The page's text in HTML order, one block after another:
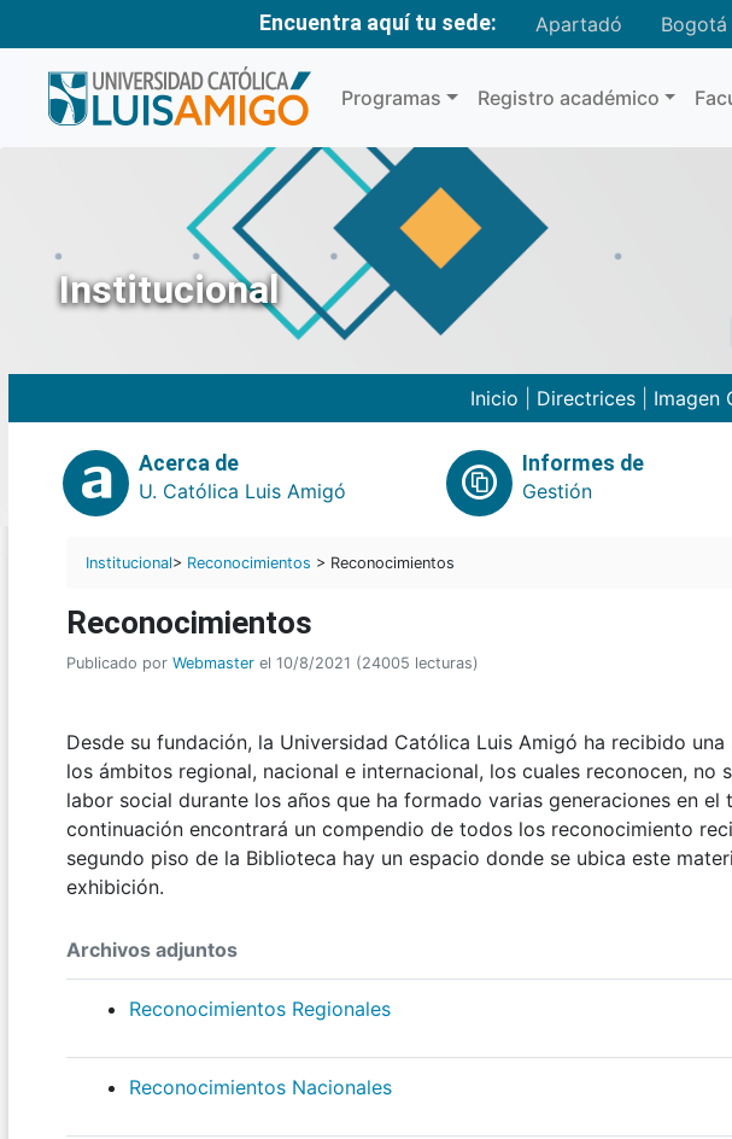
Encuentra aquí tu sede: Apartadó Bogotá
Programas Registro académico
Institucional
Inicio Directrices Imagen
Acerca de
U. Católica Luis Amigó
Informes de
Gestión
Institucional> Reconocimientos > Reconocimientos
Reconocimientos
Publicado por Webmaster el 10/8/2021 (24005 lecturas)
Desde su fundación, la Universidad Católica Luis Amigó ha recibido
los ámbitos regional, nacional e internacional, los cuales reconocen, no
labor social durante los años que ha formado varias generaciones en el
continuación encontrará un compendio de todos los reconocimiento
segundo piso de la Biblioteca hay un espacio donde se ubica este
exhibición.
Archivos adjuntos
Reconocimientos Regionales
Reconocimientos Nacionales